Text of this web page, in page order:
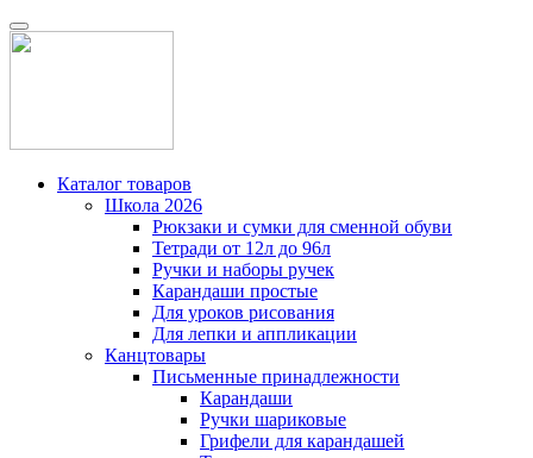
Каталог товаров
Школа 2026
Рюкзаки и сумки для сменной обуви
Тетради от 12л до 96л
Ручки и наборы ручек
Карандаши простые
Для уроков рисования
Для лепки и аппликации
Канцтовары
Письменные принадлежности
Карандаши
Ручки шариковые
Грифели для карандашей